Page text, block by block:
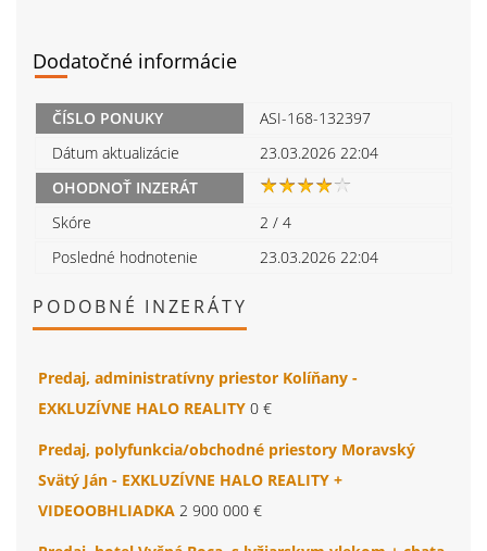
Dodatočné informácie
ČÍSLO PONUKY
ASI-168-132397
Dátum aktualizácie
23.03.2026 22:04
OHODNOŤ INZERÁT
Skóre
2 / 4
Posledné hodnotenie
23.03.2026 22:04
PODOBNÉ INZERÁTY
Predaj, administratívny priestor Kolíňany -
EXKLUZÍVNE HALO REALITY 0 €
Predaj, polyfunkcia/obchodné priestory Moravský
Svätý Ján - EXKLUZÍVNE HALO REALITY +
VIDEOOBHLIADKA 2 900 000 €